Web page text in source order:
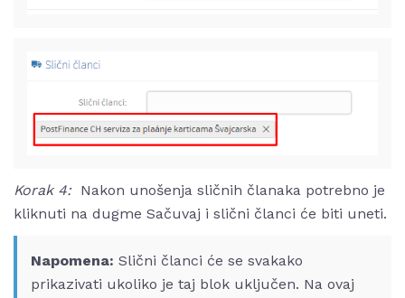
Korak 4: Nakon unošenja sličnih članaka potrebno je
kliknuti na dugme Sačuvaj i slični članci će biti uneti.
Napomena: Slični članci će se svakako
prikazivati ukoliko je taj blok uključen. Na ovaj